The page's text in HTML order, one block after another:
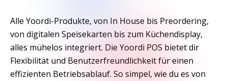
Alle Yoordi-Produkte, von In House bis Preordering,
von digitalen Speisekarten bis zum Küchendisplay,
alles mühelos integriert. Die Yoordi POS bietet dir
Flexibilität und Benutzerfreundlichkeit für einen
effizienten Betriebsablauf. So simpel, wie du es von